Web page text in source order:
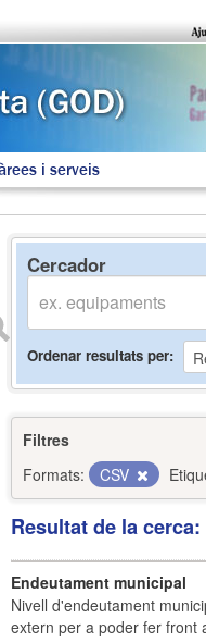
i serveis
Cercador
Ordenar resultats per
Filtres
Formats:
CSV
Resultat de la
Endeutament municipal
Nivell d'endeutament
extern per a poder fer front